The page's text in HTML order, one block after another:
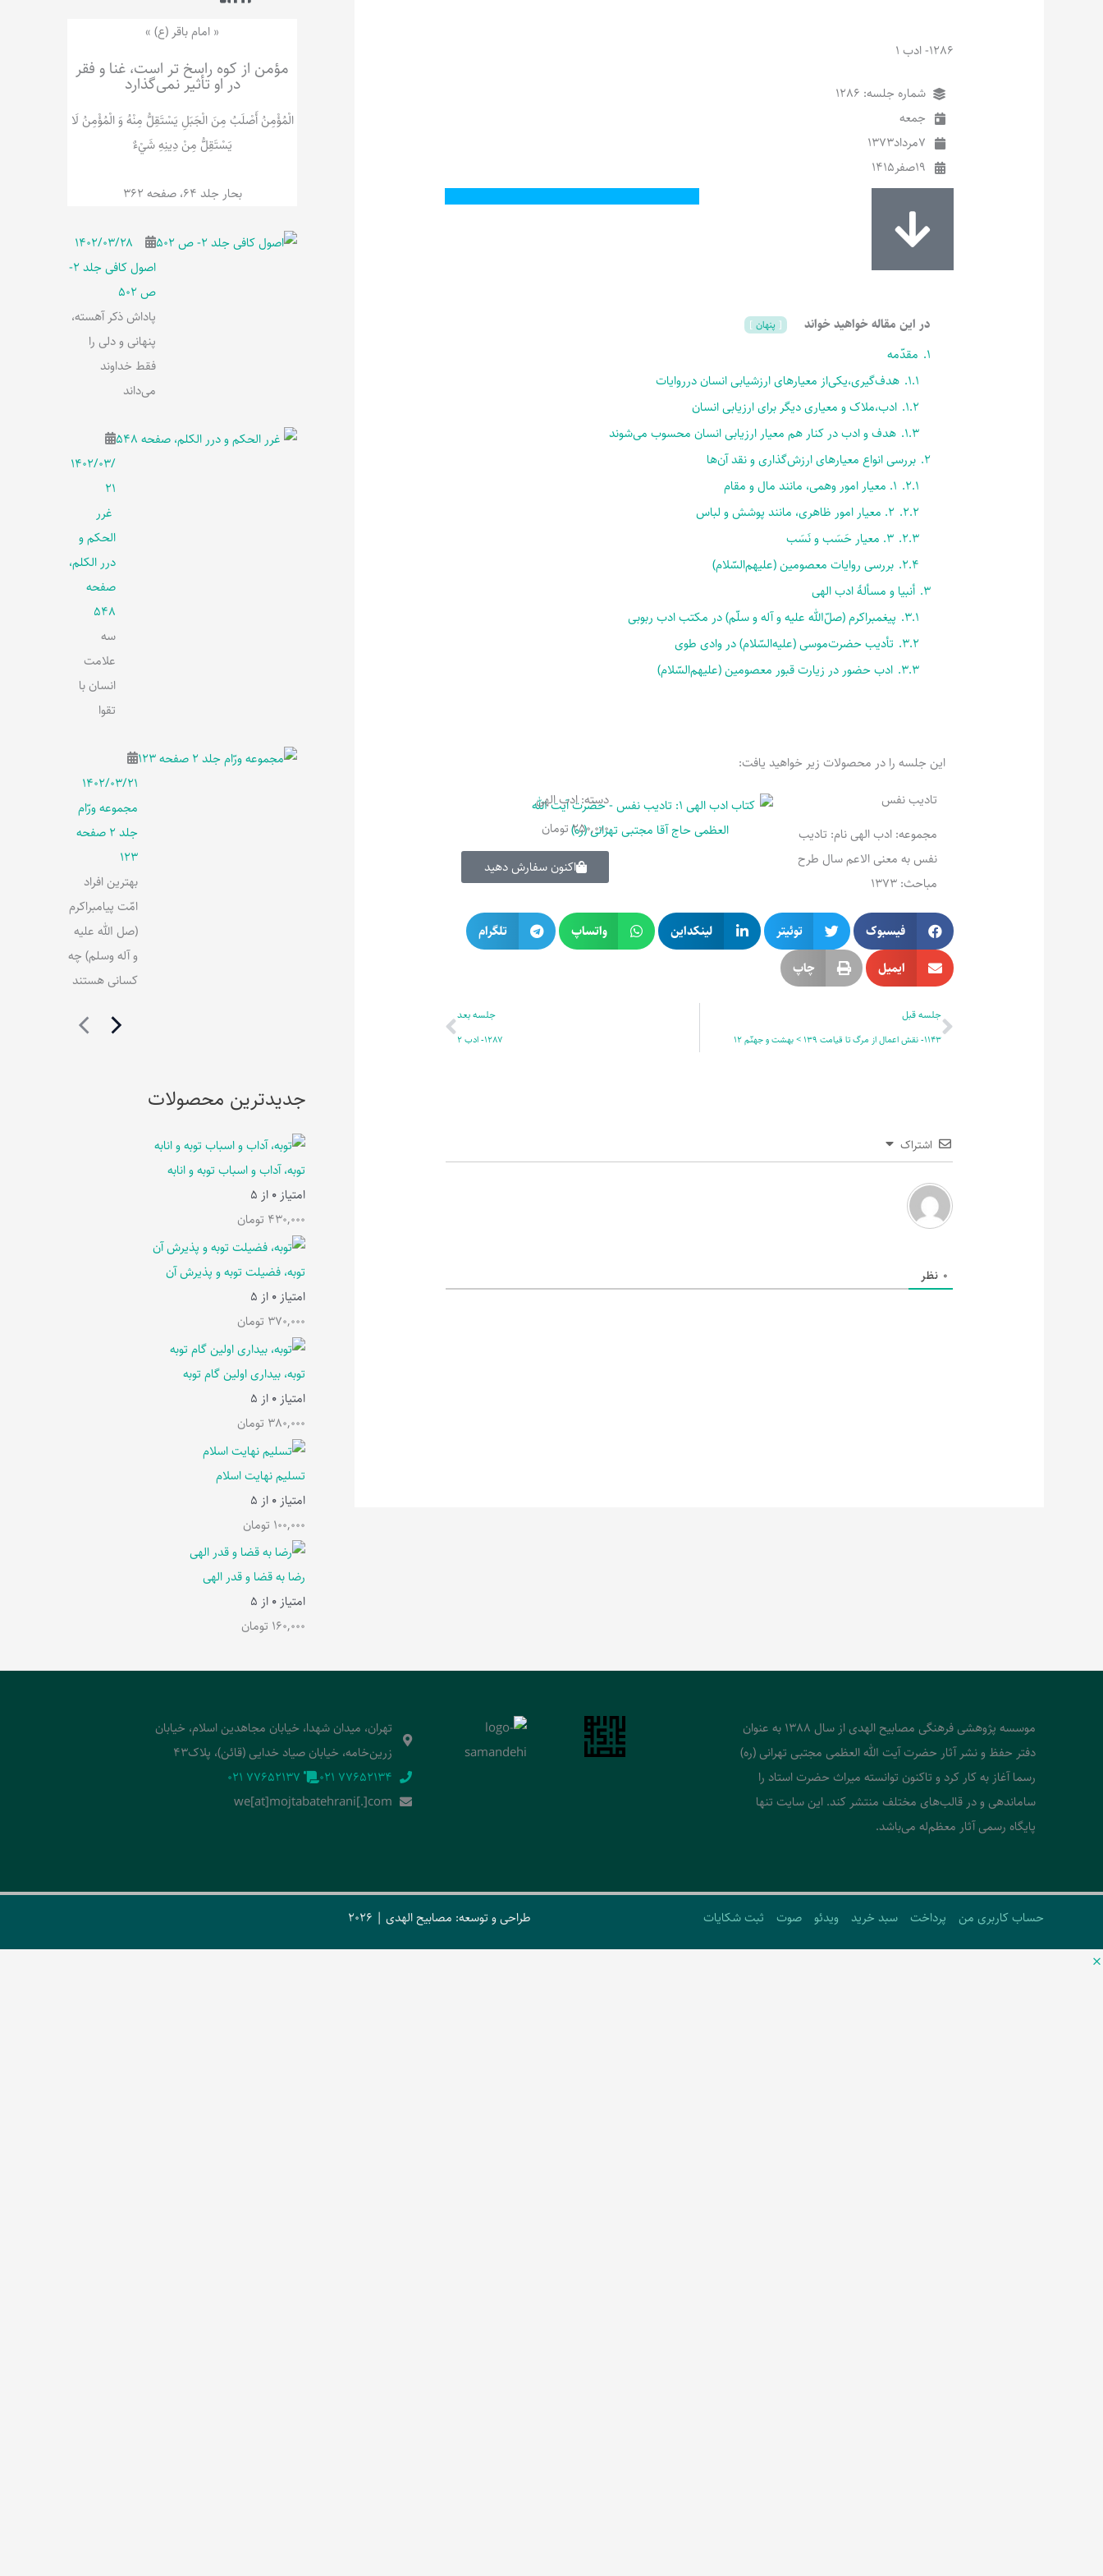
ه
1286- ادب 1
شماره جلسه: 1286
جمعه
7مرداد1373
19صفر1415
در این مقاله خواهید خواند پنهان
1. مقدّمه
1.1. هدف‌گیری،یکی‌از معیارهای ارزشیابی انسان در‌روایات
1.2. ادب،ملاک و معیاری دیگر برای ارزیابی انسان
1.3. هدف و ادب در کنار هم معیار ارزیابی انسان محسوب می‌شوند
2. بررسی انواع معیارهای ارزش‌گذاری و نقد آن‌ها
2.1. 1. معیار امور وهمی، مانند مال و مقام
2.2. 2. معیار امور ظاهری، مانند پوشش و لباس
2.3. 3. معیار حَسَب و نَسَب
2.4. بررسی روایات معصومین (علیهم‌السّلام)
3. أنبیا و مسألۀ ادب الهی
3.1. پیغمبراکرم (صلّ‌الله علیه و آله و سلّم) در مکتب ادب ربوبی
3.2. تأدیب حضرت‌موسی (علیه‌السّلام) در وادی طوی
3.3. ادب حضور در زیارت قبور معصومین (علیهم‌السّلام)
این جلسه را در محصولات زیر خواهید یافت:
تادیب نفس
مجموعه: ادب الهی نام: تادیب
نفس به معنی الاعم سال طرح
مباحث: 1373
دسته:ادب الهی
250,000 تومان
اکنون سفارش دهید
فیسبوک توئیتر لینکداین واتساپ
تلگرام
ایمیل
چاپ
قبلی
جلسه قبل
1143- نقش اعمال از مرگ تا قیامت 139 > بهشت و جهنّم 12
جلسه بعد
1287- ادب 2
بعدی
اشتراک
0 نظر
« امام باقر (ع) »
مؤمن از کوه راسخ تر است، غنا و فقر
در او تأثیر نمی‌گذارد
الْمُؤْمِنُ‌ أَصْلَبُ‌ مِنَ‌ الْجَبَلِ‌ یَسْتَقِلُّ مِنْهُ وَ الْمُؤْمِنُ لَا
يَسْتَقِلُّ مِنْ دِينِهِ شَيْ‌ءٌ
بحار جلد 64، صفحه 362
۱۴۰۲/۰۳/۲۸
اصول کافی جلد 2-
ص 502
پاداش ذکر آهسته،
پنهانی و دلی را
فقط خداوند
می‌داند
۱۴۰۲/۰۳/
۲۱
غرر
الحکم و
درر الکلم،
صفحه
548
سه
علامت
انسان با
تقوا
۱۴۰۲/۰۳/۲۱
مجموعه ورّام
جلد 2 صفحه
123
بهترین افراد
امّت پیامبراکرم
(صل الله علیه
و آله وسلم) چه
کسانی هستند
جدیدترین محصولات
توبه، آداب و اسباب توبه و انابه
امتیاز 0 از 5
430,000 تومان
توبه، فضیلت توبه و پذیرش آن
امتیاز 0 از 5
370,000 تومان
توبه، بیداری اولین گام توبه
امتیاز 0 از 5
380,000 تومان
تسلیم نهایت اسلام
امتیاز 0 از 5
100,000 تومان
رضا به قضا و قدر الهی
امتیاز 0 از 5
160,000 تومان
موسسه پژوهشی فرهنگی مصابیح الهدی از سال 1388 به عنوان
دفتر حفظ و نشر آثار حضرت آیت الله العظمی مجتبی تهرانی (ره)
رسما آغاز به کار کرد و تاکنون توانسته میراث حضرت استاد را
ساماندهی و در قالب‌های مختلف منتشر کند. این سایت تنها
پایگاه رسمی آثار معظم‌له می‌باشد.
تهران، میدان شهدا، خیابان مجاهدین اسلام، خیابان
زرین‌خامه، خیابان صیاد خدایی (قائن)، پلاک43
‭021 77652134‬
‭021 77652137‬
we[at]mojtabatehrani[.]com
حساب کاربری من پرداخت سبد خرید ویدئو صوت ثبت شکایات طراحی و توسعه: مصابیح الهدی | 2026